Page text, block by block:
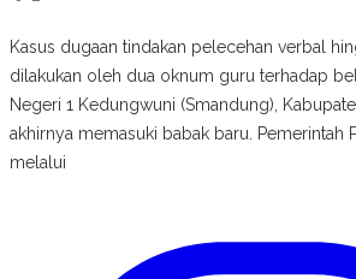
Kasus dugaan tindakan pelecehan verbal
dilakukan oleh dua oknum guru terhadap
Negeri 1 Kedungwuni (Smandung),
akhirnya memasuki babak baru. Pemerintah
melalui